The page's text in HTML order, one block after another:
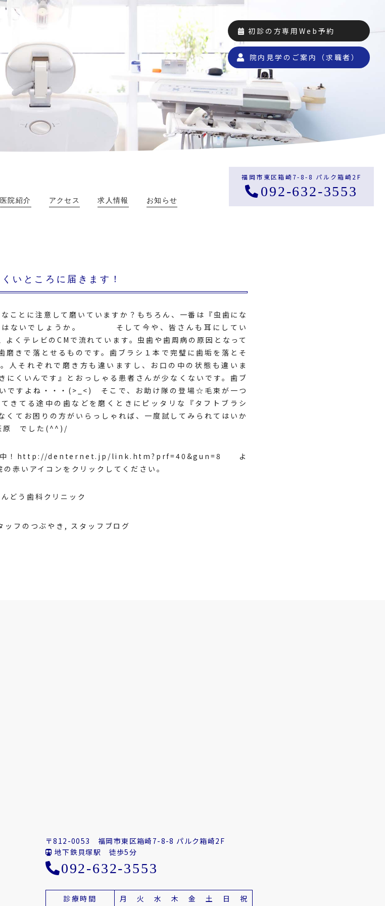
医院紹介 アクセス 求人情報 お知らせ
初診の方専用Web予約
院内見学のご案内（求職者）
福岡市東区箱崎7-8-8 パルク箱崎2F
092-632-3553
いところに届きます！
ことに注意して磨いていますか？もちろん、一番は『虫歯にな
ではないでしょうか。 そして今や、皆さんも耳にしてい
くテレビのCMで流れています。虫歯や歯周病の原因となって
磨きで落とせるものです。歯ブラシ１本で完璧に歯垢を落とそ
人それぞれで磨き方も違いますし、お口の中の状態も違いま
にくいんです』とおっしゃる患者さんが少なくないです。歯ブ
ですよね・・・(>_<) そこで、お助け隊の登場☆毛束が一つ
きてる途中の歯などを磨くときにピッタリな『タフトブラシ
てお困りの方がいらっしゃれば、一度試してみられてはいか
でした(^^)/
！ http://denternet.jp/link.htm?prf=40&gun=8
よ
赤いアイコンをクリックしてください。
どう歯科クリニック
ッフのつぶやき , スタッフブログ
〒812-0053福岡市東区箱崎7-8-8 パルク箱崎2F
地下鉄貝塚駅 徒歩5分
092-632-3553
診療時間 月 火 水 木 金 土 日 祝